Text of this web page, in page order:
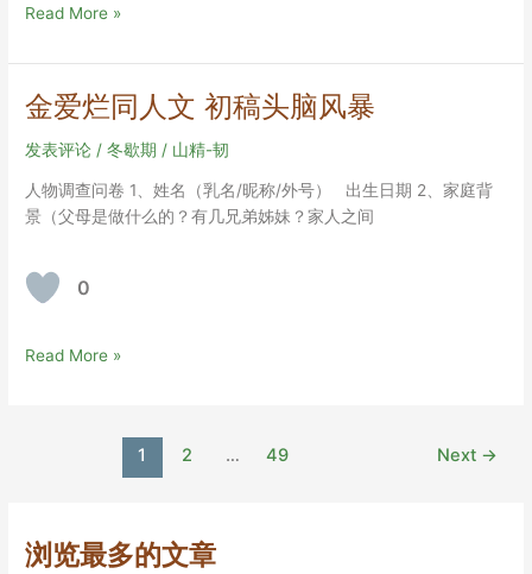
人
大
作
品
头
风
暴
Read More »
金爱烂同人文 初稿头脑风暴
发表评论 /冬歇期 / 山精-韧
人物调查问卷 1、姓名（乳名/昵称/外号） 出生日期 2、家庭背
景（父母是做什么的？有几兄弟姊妹？家人之间
0
金
稿
头
Read More »
1 2 … 49 Next →
浏览最多的文章